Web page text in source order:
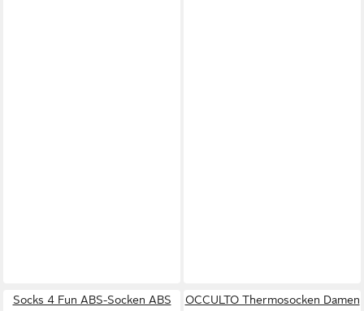
Socks 4 Fun ABS-Socken ABS
OCCULTO Thermosocken Damen